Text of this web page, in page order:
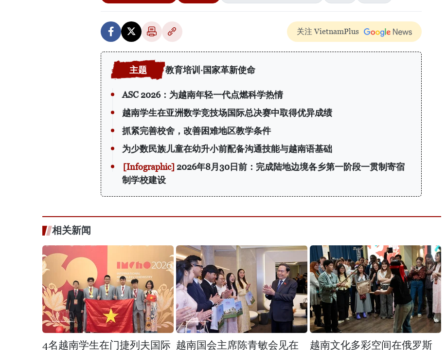
关注 VietnamPlus
教育培训·国家革新使命
ASC 2026：为越南年轻一代点燃科学热情
越南学生在亚洲数学竞技场国际总决赛中取得优异成绩
抓紧完善校舍，改善困难地区教学条件
为少数民族儿童在幼升小前配备沟通技能与越南语基础
2026年8月30日前：完成陆地边境各乡第一阶段一贯制寄宿
制学校建设
相关新闻
4名越南学生在门捷列夫国际 越南国会主席陈青敏会见在 越南文化多彩空间在俄罗斯